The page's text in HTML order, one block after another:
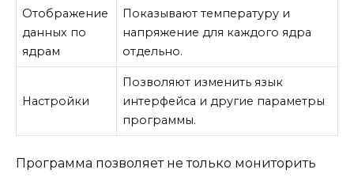
Отображение
данных по
ядрам
Показывают температуру и
напряжение для каждого ядра
отдельно.
Настройки
Позволяют изменить язык
интерфейса и другие параметры
программы.
Программа позволяет не только мониторить